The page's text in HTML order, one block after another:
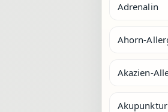
Adrenalin
Ahorn-
Akazien-